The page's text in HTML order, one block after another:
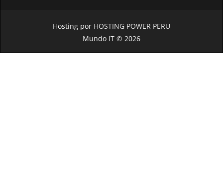
Hosting por HOSTING POWER PERU
Mundo IT © 2026